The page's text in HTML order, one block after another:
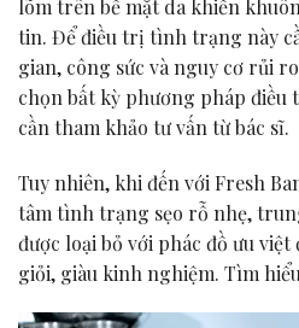
lõm trên bề mặt da khiến
tin. Để điều trị tình trạng này
gian, công sức và nguy cơ rủi
chọn bất kỳ phương pháp điều
cần tham khảo tư vấn từ bác sĩ.
Tuy nhiên, khi đến với Fresh
tâm tình trạng sẹo rỗ nhẹ,
được loại bỏ với phác đồ ưu
giỏi, giàu kinh nghiệm. Tìm